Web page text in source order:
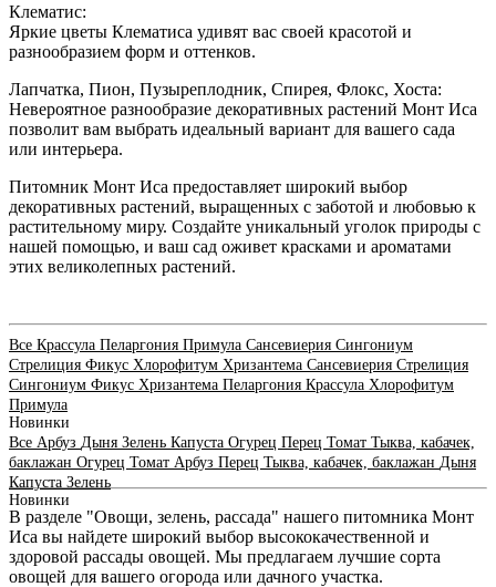
Клематис:
Яркие цветы Клематиса удивят вас своей красотой и
разнообразием форм и оттенков.
Лапчатка, Пион, Пузыреплодник, Спирея, Флокс, Хоста:
Невероятное разнообразие декоративных растений Монт Иса
позволит вам выбрать идеальный вариант для вашего сада
или интерьера.
Питомник Монт Иса предоставляет широкий выбор
декоративных растений, выращенных с заботой и любовью к
растительному миру. Создайте уникальный уголок природы с
нашей помощью, и ваш сад оживет красками и ароматами
этих великолепных растений.
Все Крассула Пеларгония Примула Сансевиерия Сингониум
Стрелиция Фикус Хлорофитум Хризантема Сансевиерия Стрелиция
Сингониум Фикус Хризантема Пеларгония Крассула Хлорофитум
Примула
Новинки
Все Арбуз Дыня Зелень Капуста Огурец Перец Томат Тыква, кабачек,
баклажан Огурец Томат Арбуз Перец Тыква, кабачек, баклажан Дыня
Капуста Зелень
Новинки
В разделе "Овощи, зелень, рассада" нашего питомника Монт
Иса вы найдете широкий выбор высококачественной и
здоровой рассады овощей. Мы предлагаем лучшие сорта
овощей для вашего огорода или дачного участка.